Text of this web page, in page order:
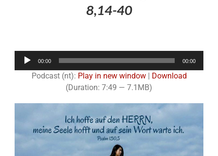
8,14-40
00:00 00:00
Podcast (nt): Play in new window| Download
(Duration: 7:49 — 7.1MB)